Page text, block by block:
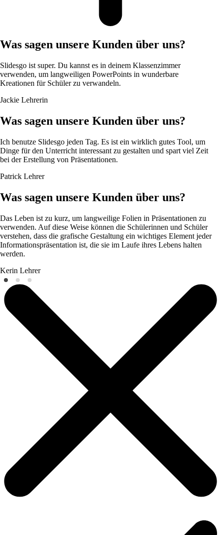
Was sagen unsere Kunden über uns?
Slidesgo ist super. Du kannst es in deinem Klassenzimmer
verwenden, um langweiligen PowerPoints in wunderbare
Kreationen für Schüler zu verwandeln.
Jackie Lehrerin
Was sagen unsere Kunden über uns?
Ich benutze Slidesgo jeden Tag. Es ist ein wirklich gutes Tool, um
Dinge für den Unterricht interessant zu gestalten und spart viel Zeit
bei der Erstellung von Präsentationen.
Patrick Lehrer
Was sagen unsere Kunden über uns?
Das Leben ist zu kurz, um langweilige Folien in Präsentationen zu
verwenden. Auf diese Weise können die Schülerinnen und Schüler
verstehen, dass die grafische Gestaltung ein wichtiges Element jeder
Informationspräsentation ist, die sie im Laufe ihres Lebens halten
werden.
Kerin Lehrer